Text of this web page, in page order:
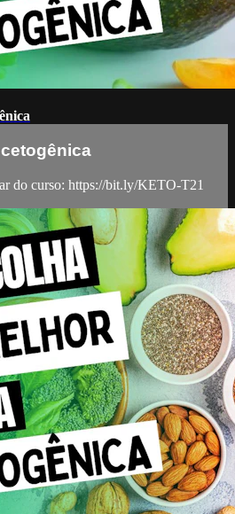
do curso: https://bit.ly/KETO-T21